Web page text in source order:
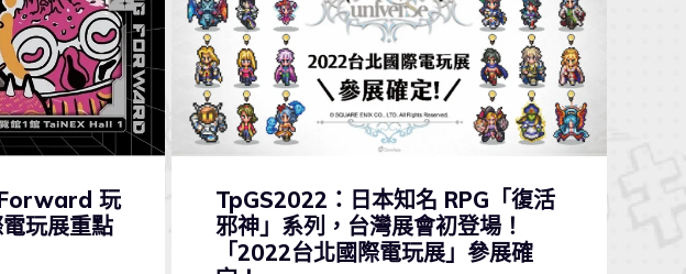
玩
玩展重點
TpGS2022：日本知名 RPG「復活
邪神」系列，台灣展會初登場！
「2022台北國際電玩展」參展確